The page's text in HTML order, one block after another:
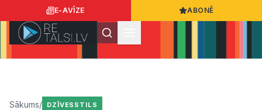
E-AVĪZE ABONĒ
Sākums/ DZĪVESSTILS